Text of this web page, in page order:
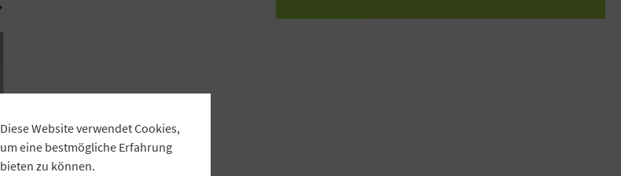
Diese Website verwendet Cookies,
um eine bestmögliche Erfahrung
bieten zu können.